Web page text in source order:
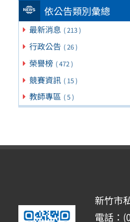
依公告類別彙總
最新消息 ( 213 )
行政公告 ( 26 )
榮譽榜 ( 472 )
競賽資訊 ( 15 )
教師專區 ( 5 )
新竹市
電話：